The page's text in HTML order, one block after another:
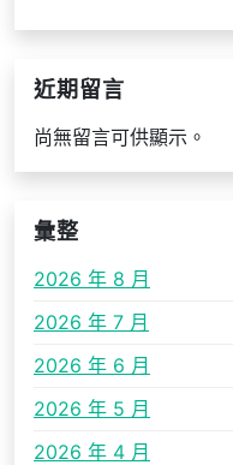
近期留言
尚無留言可供顯示。
彙整
2026 年 8 月
2026 年 7 月
2026 年 6 月
2026 年 5 月
2026 年 4 月